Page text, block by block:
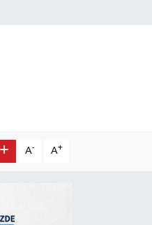
A- A+